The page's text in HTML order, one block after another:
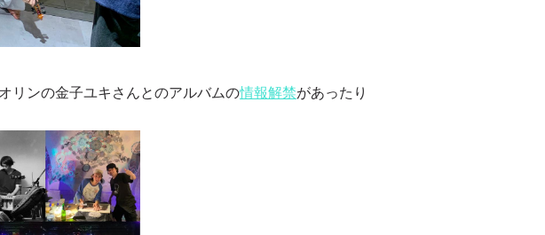
リンの金子ユキさんとのアルバムの情報解禁があったり